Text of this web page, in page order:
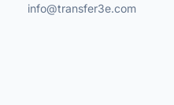
info@transfer3e.com